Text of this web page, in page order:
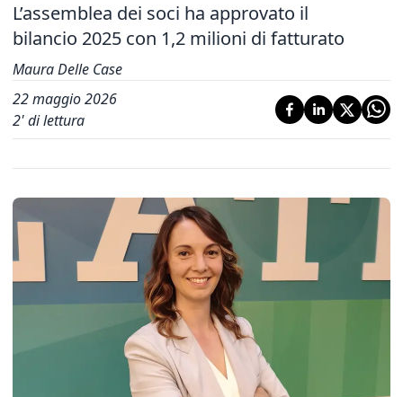
L’assemblea dei soci ha approvato il
bilancio 2025 con 1,2 milioni di fatturato
Maura Delle Case
22 maggio 2026
2' di lettura